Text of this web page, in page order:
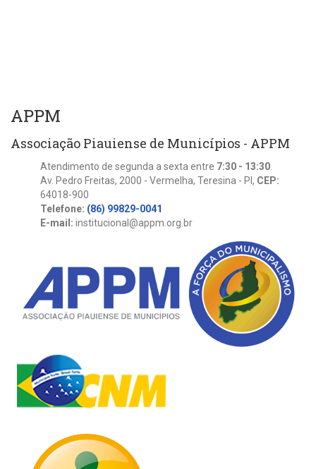
APPM
Associação Piauiense de Municípios - APPM
Atendimento de segunda a sexta entre 7:30 - 13:30.
Av. Pedro Freitas, 2000 - Vermelha, Teresina - PI, CEP:
64018-900
Telefone: (86) 99829-0041
E-mail: institucional@appm.org.br